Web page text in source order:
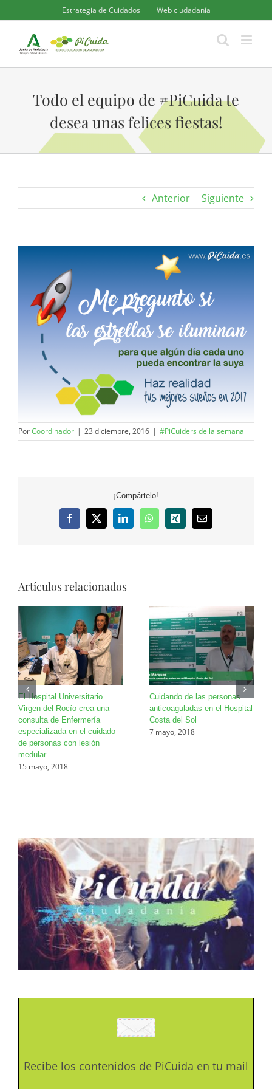
al
contenido
Estrategia de Cuidados Web ciudadanía
Todo el equipo de #PiCuida te
desea unas felices fiestas!
Anterior Siguiente
PorCoordinador | 23 diciembre, 2016 | #PiCuiders de la semana
¡Compártelo!
Facebook
X LinkedInWhatsApp
Xing
Correo
Artículos relacionados
El Hospital Universitario
Virgen del Rocío crea una
consulta de Enfermería
especializada en el cuidado
de personas con lesión
medular
15 mayo, 2018
Cuidando de las personas
anticoaguladas en el Hospital
Costa del Sol
7 mayo, 2018
Recibe los contenidos de PiCuida en tu mail